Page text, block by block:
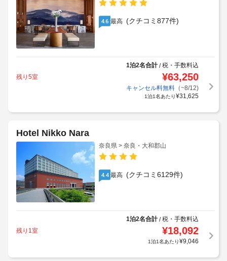
4.6 最高 (クチコミ877件)
1泊2名合計/税・手数料込
残り5室
¥63,250
キャンセル料無料（~8/12)
1泊1名あたり¥31,625
Hotel Nikko Nara
奈良県 > 奈良・大和郡山
4.4 最高 (クチコミ6129件)
1泊2名合計/税・手数料込
残り1室
¥18,092
1泊1名あたり¥9,046